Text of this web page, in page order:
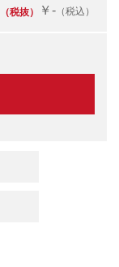
（税抜） ￥- （税込）